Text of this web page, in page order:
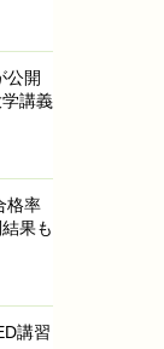
公開
講義
格率
果も
講習